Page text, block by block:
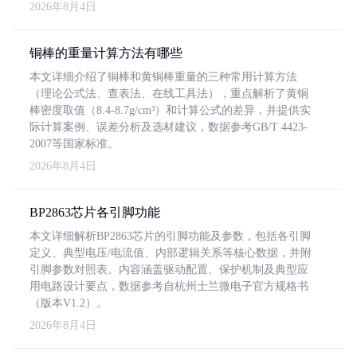
2026年8月4日
铜棒的重量计算方法有哪些
本文详细介绍了铜棒和黄铜棒重量的三种常用计算方法
（理论公式法、查表法、在线工具法），重点解析了黄铜
棒密度取值（8.4-8.7g/cm³）和计算公式的差异，并提供实
际计算案例、误差分析及选材建议，数据参考GB/T 4423-
2007等国家标准。
2026年8月4日
BP2863芯片各引脚功能
本文详细解析BP2863芯片的引脚功能及参数，包括各引脚
定义、典型电压/电流值、内部逻辑关系等核心数据，并附
引脚参数对照表。内容涵盖驱动配置、保护机制及典型应
用电路设计要点，数据参考自杭州士兰微电子官方规格书
（版本V1.2）。
2026年8月4日